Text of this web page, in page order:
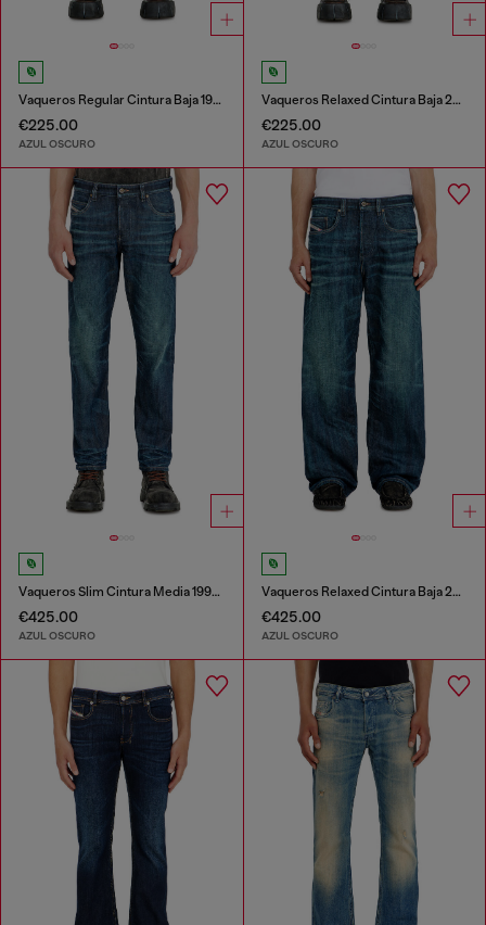
Vaqueros Regular Cintura Baja 1985 Larkee
€225.00
AZUL OSCURO
Vaqueros Relaxed Cintura Baja 2001 D-Macro
€225.00
AZUL OSCURO
Vaqueros Slim Cintura Media 1993 D-Vyl
€425.00
AZUL OSCURO
Vaqueros Relaxed Cintura Baja 2001 D-Macro
€425.00
AZUL OSCURO